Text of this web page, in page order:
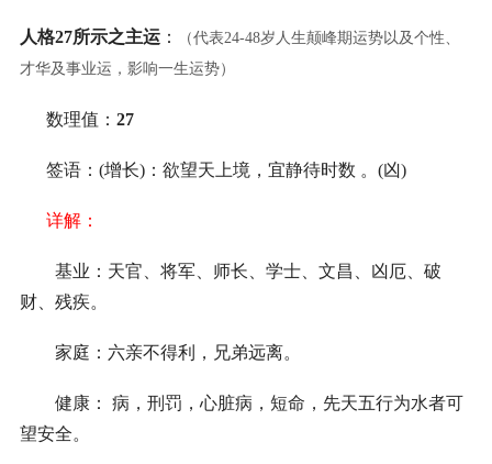
人格27所示之主运 ：
（代表24-48岁人生颠峰期运势以及个性、
才华及事业运，影响一生运势）
数理值： 27
签语：(增长)：欲望天上境，宜静待时数 。(凶)
详解：
基业：天官、将军、师长、学士、文昌、凶厄、破
财、残疾。
家庭：六亲不得利，兄弟远离。
健康： 病，刑罚，心脏病，短命，先天五行为水者可
望安全。